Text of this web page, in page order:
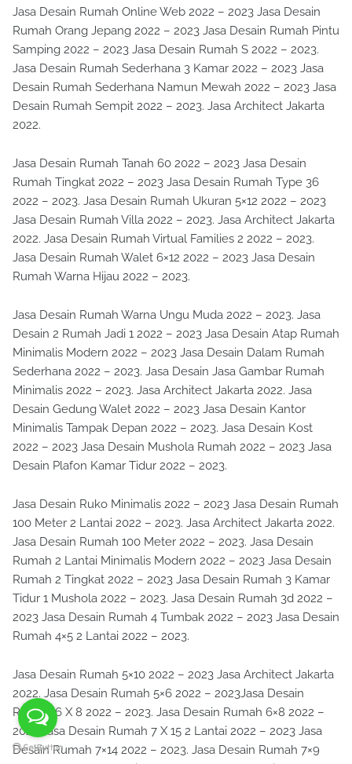
Jasa Desain Rumah Online Web 2022 – 2023 Jasa Desain
Rumah Orang Jepang 2022 – 2023 Jasa Desain Rumah Pintu
Samping 2022 – 2023 Jasa Desain Rumah S 2022 – 2023.
Jasa Desain Rumah Sederhana 3 Kamar 2022 – 2023 Jasa
Desain Rumah Sederhana Namun Mewah 2022 – 2023 Jasa
Desain Rumah Sempit 2022 – 2023. Jasa Architect Jakarta
2022.
Jasa Desain Rumah Tanah 60 2022 – 2023 Jasa Desain
Rumah Tingkat 2022 – 2023 Jasa Desain Rumah Type 36
2022 – 2023. Jasa Desain Rumah Ukuran 5×12 2022 – 2023
Jasa Desain Rumah Villa 2022 – 2023. Jasa Architect Jakarta
2022. Jasa Desain Rumah Virtual Families 2 2022 – 2023.
Jasa Desain Rumah Walet 6×12 2022 – 2023 Jasa Desain
Rumah Warna Hijau 2022 – 2023.
Jasa Desain Rumah Warna Ungu Muda 2022 – 2023. Jasa
Desain 2 Rumah Jadi 1 2022 – 2023 Jasa Desain Atap Rumah
Minimalis Modern 2022 – 2023 Jasa Desain Dalam Rumah
Sederhana 2022 – 2023. Jasa Desain Jasa Gambar Rumah
Minimalis 2022 – 2023. Jasa Architect Jakarta 2022. Jasa
Desain Gedung Walet 2022 – 2023 Jasa Desain Kantor
Minimalis Tampak Depan 2022 – 2023. Jasa Desain Kost
2022 – 2023 Jasa Desain Mushola Rumah 2022 – 2023 Jasa
Desain Plafon Kamar Tidur 2022 – 2023.
Jasa Desain Ruko Minimalis 2022 – 2023 Jasa Desain Rumah
100 Meter 2 Lantai 2022 – 2023. Jasa Architect Jakarta 2022.
Jasa Desain Rumah 100 Meter 2022 – 2023. Jasa Desain
Rumah 2 Lantai Minimalis Modern 2022 – 2023 Jasa Desain
Rumah 2 Tingkat 2022 – 2023 Jasa Desain Rumah 3 Kamar
Tidur 1 Mushola 2022 – 2023. Jasa Desain Rumah 3d 2022 –
2023 Jasa Desain Rumah 4 Tumbak 2022 – 2023 Jasa Desain
Rumah 4×5 2 Lantai 2022 – 2023.
Jasa Desain Rumah 5×10 2022 – 2023 Jasa Architect Jakarta
2022. Jasa Desain Rumah 5×6 2022 – 2023Jasa Desain
Rumah 6 X 8 2022 – 2023. Jasa Desain Rumah 6×8 2022 –
2023 Jasa Desain Rumah 7 X 15 2 Lantai 2022 – 2023 Jasa
Desain Rumah 7×14 2022 – 2023. Jasa Desain Rumah 7×9